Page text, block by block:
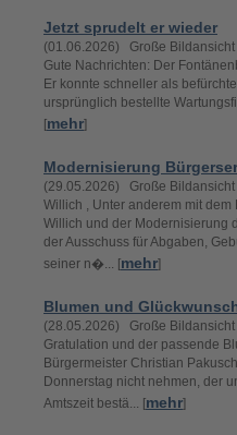
Jetzt sprudelt er wieder
(01.06.2026) Große
Gute Nachrichten: Der
Er konnte schneller als
ursprünglich bestellte
[mehr]
Modernisierung
(29.05.2026) Große
Willich , Unter anderem mit
Willich und der Modernisierung
der Ausschuss für Abgaben,
seiner n�... [mehr]
Blumen und
(28.05.2026) Große
Gratulation und der passende
Bürgermeister Christian
Donnerstag nicht nehmen, der
Amtszeit bestä... [mehr]